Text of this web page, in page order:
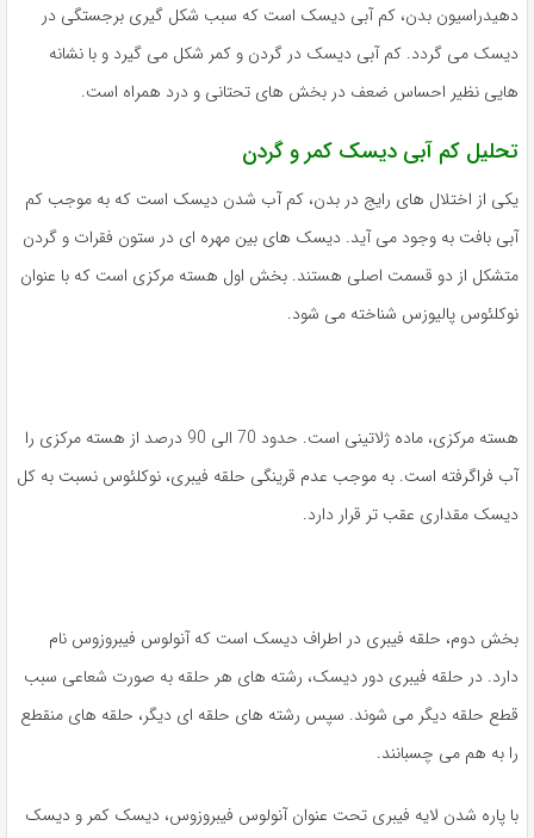
دهیدراسیون بدن، کم آبی دیسک است که سبب شکل گیری برجستگی در
دیسک می گردد. کم آبی دیسک در گردن و کمر شکل می گیرد و با نشانه
هایی نظیر احساس ضعف در بخش های تحتانی و درد همراه است.
تحلیل کم آبی دیسک کمر و گردن
یکی از اختلال های رایج در بدن، کم آب شدن دیسک است که به موجب کم
آبی بافت به وجود می آید. دیسک های بین مهره ای در ستون فقرات و گردن
متشکل از دو قسمت اصلی هستند. بخش اول هسته مرکزی است که با عنوان
نوکلئوس پالیوزس شناخته می شود.
هسته مرکزی، ماده ژلاتینی است. حدود 70 الی 90 درصد از هسته مرکزی را
آب فراگرفته است. به موجب عدم قرینگی حلقه فیبری، نوکلئوس نسبت به کل
دیسک مقداری عقب تر قرار دارد.
بخش دوم، حلقه فیبری در اطراف دیسک است که آنولوس فیبروزوس نام
دارد. در حلقه فیبری دور دیسک، رشته های هر حلقه به صورت شعاعی سبب
قطع حلقه دیگر می شوند. سپس رشته های حلقه ای دیگر، حلقه های منقطع
را به هم می چسبانند.
با پاره شدن لایه فیبری تحت عنوان آنولوس فیبروزوس، دیسک کمر و دیسک